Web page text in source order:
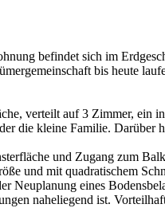
befindet sich im
bis heute
verteilt auf 3 Zimmer, ein
die kleine Familie.
und Zugang zum
und mit quadratischem
Neuplanung eines
naheliegend ist.